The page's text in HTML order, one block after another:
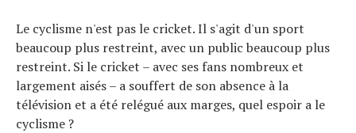
Le cyclisme n'est pas le cricket. Il s'agit d'un sport
beaucoup plus restreint, avec un public beaucoup plus
restreint. Si le cricket – avec ses fans nombreux et
largement aisés – a souffert de son absence à la
télévision et a été relégué aux marges, quel espoir a le
cyclisme ?